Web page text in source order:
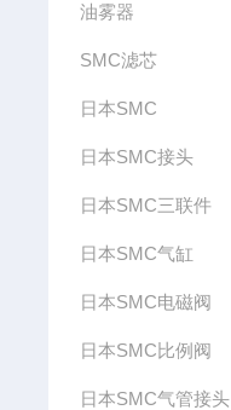
油雾器
SMC滤芯
日本SMC
日本SMC接头
日本SMC三联件
日本SMC气缸
日本SMC电磁阀
日本SMC比例阀
日本SMC气管接头